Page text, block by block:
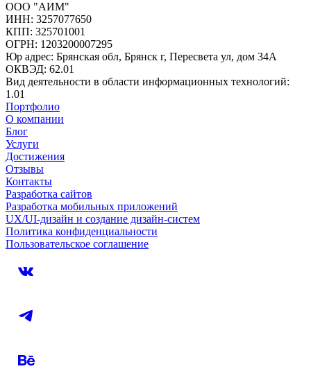
ООО "АИМ"
ИНН: 3257077650
КПП: 325701001
ОГРН: 1203200007295
Юр адрес: Брянская обл, Брянск г, Пересвета ул, дом 34А
ОКВЭД: 62.01
Вид деятельности в области информационных технологий:
1.01
Портфолио
О компании
Блог
Услуги
Достижения
Отзывы
Контакты
Разработка сайтов
Разработка мобильных приложений
UX/UI-дизайн и создание дизайн-систем
Политика конфиденциальности
Пользовательское соглашение